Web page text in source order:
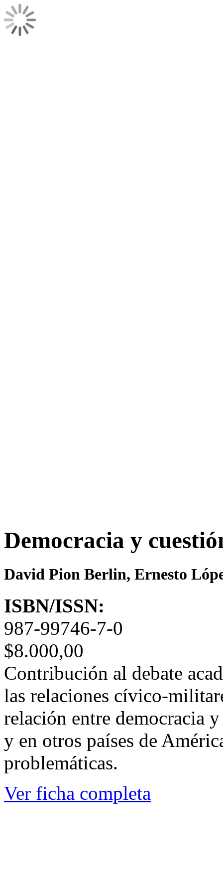
Democracia y
David Pion Berlin, Ernesto
ISBN/ISSN:
987-99746-7-0
$8.000,00
Contribución al debate
las relaciones cívico-
relación entre democracia
y en otros países de
problemáticas.
Ver ficha completa